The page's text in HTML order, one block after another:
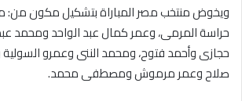
ويخوض منتخب مصر المباراة بتشكيل مكون من:
حراسة المرمى، وعمر كمال عبد الواحد ومحمد
حجازى وأحمد فتوح، ومحمد الننى وعمرو
صلاح وعمر مرموش ومصطفى محمد.